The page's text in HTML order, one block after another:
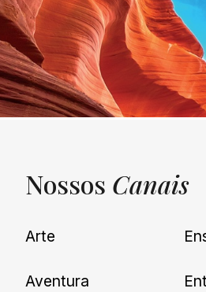
Nossos Canais
Arte
Aventura